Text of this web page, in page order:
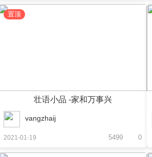
置顶
壮语小品 -家和万事兴
vangzhaij
2021-01-19 5499 0